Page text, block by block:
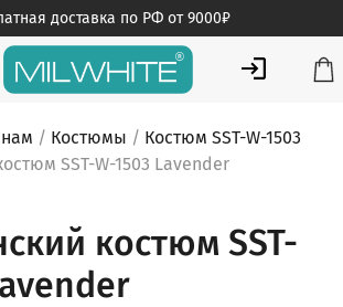
доставка по РФ от 9000₽
MILWHITE
магазин медицинской одежды
/ Костюмы / Костюм SST-W-1503
SST-W-1503 Lavender
костюм SST-